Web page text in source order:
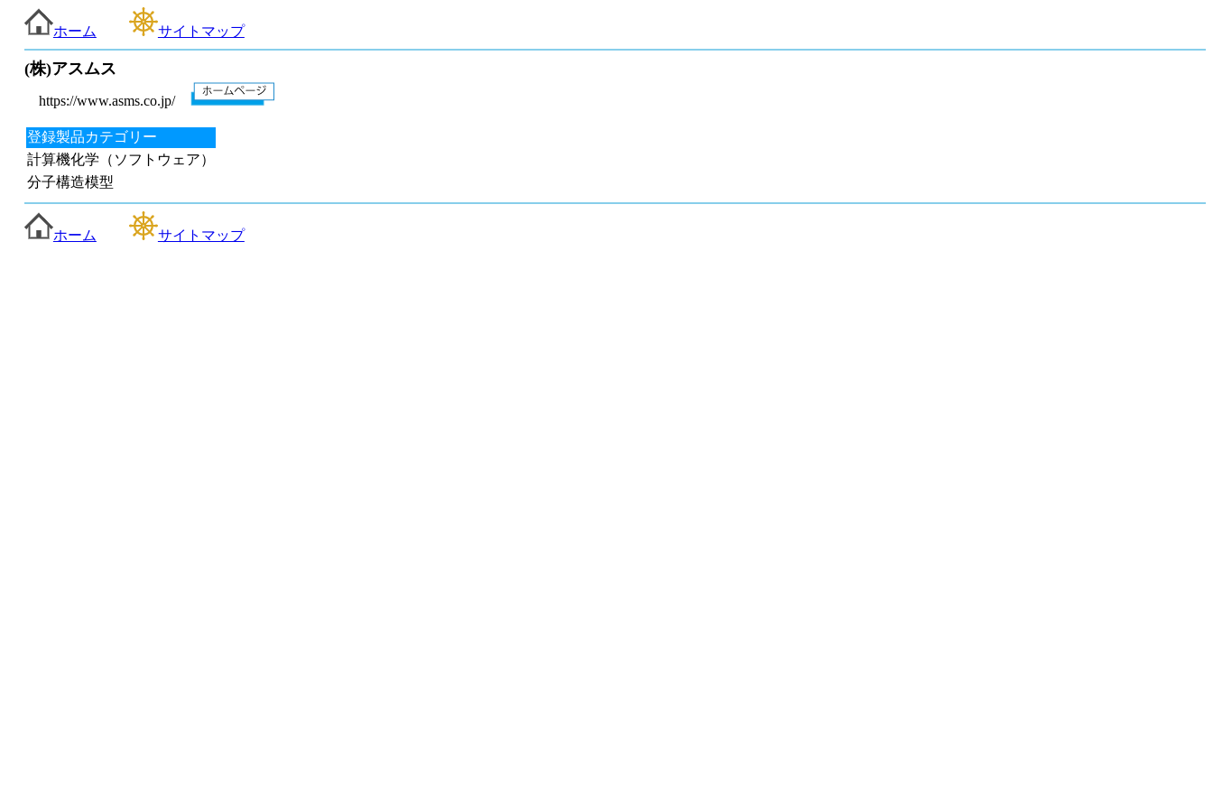
ホーム サイトマップ
(株)アスムス
https://www.asms.co.jp/
登録製品カテゴリー
計算機化学（ソフトウェア）
分子構造模型
ホーム サイトマップ